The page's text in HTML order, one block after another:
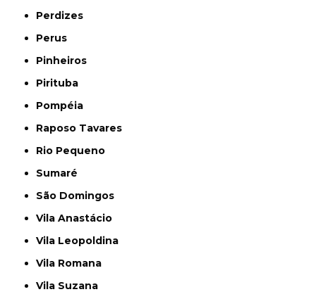
Perdizes
Perus
Pinheiros
Pirituba
Pompéia
Raposo Tavares
Rio Pequeno
Sumaré
São Domingos
Vila Anastácio
Vila Leopoldina
Vila Romana
Vila Suzana